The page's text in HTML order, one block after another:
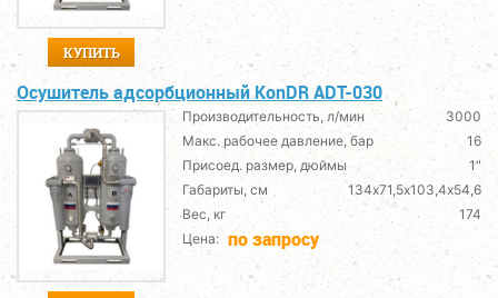
КУПИТЬ
Осушитель адсорбционный KonDR ADT-030
Производительность, л/мин
3000
Макс. рабочее давление, бар
16
Присоед. размер, дюймы
1"
Габариты, см
134х71,5х103,4х54,6
Вес, кг
174
Цена: по запросу